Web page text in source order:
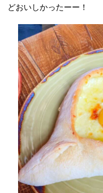
どおいしかったーー！